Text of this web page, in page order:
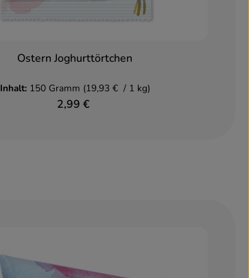
In den Warenkorb
Ostern Joghurttörtchen
Inhalt: 150 Gramm (19,93 € / 1 kg)
2,99 €